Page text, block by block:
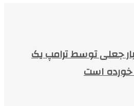
جعلی توسط ترامپ یک
است